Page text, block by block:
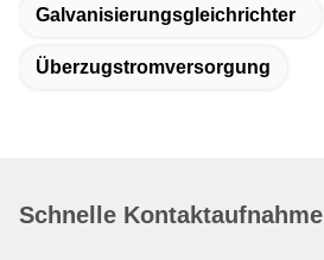
Galvanisierungsgleichrichter
Überzugstromversorgung
Schnelle Kontaktaufnahme